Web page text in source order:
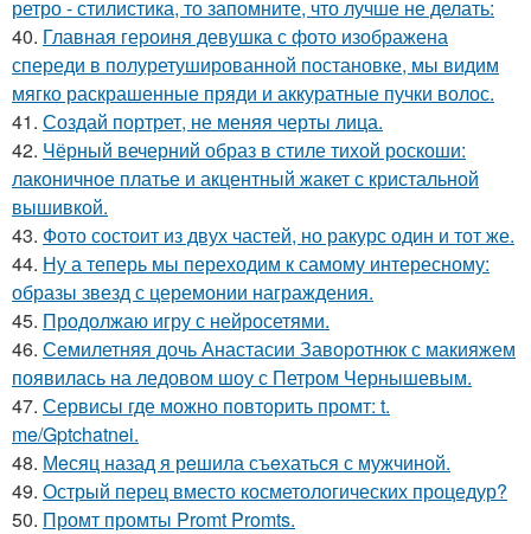
ретро - стилистика, то запомните, что лучше не делать:
40. Главная героиня девушка с фото изображена
спереди в полуретушированной постановке, мы видим
мягко раскрашенные пряди и аккуратные пучки волос.
41. Создай портрет, не меняя черты лица.
42. Чёрный вечерний образ в стиле тихой роскоши:
лаконичное платье и акцентный жакет с кристальной
вышивкой.
43. Фото состоит из двух частей, но ракурс один и тот же.
44. Ну а теперь мы переходим к самому интересному:
образы звезд с церемонии награждения.
45. Продолжаю игру с нейросетями.
46. Семилетняя дочь Анастасии Заворотнюк с макияжем
появилась на ледовом шоу с Петром Чернышевым.
47. Сервисы где можно повторить промт: t.
me/Gptchatnei.
48. Мeсяц назад я рeшила съeхаться с мужчиной.
49. Острый перец вместо косметологических процедур?
50. Промт промты Promt Promts.